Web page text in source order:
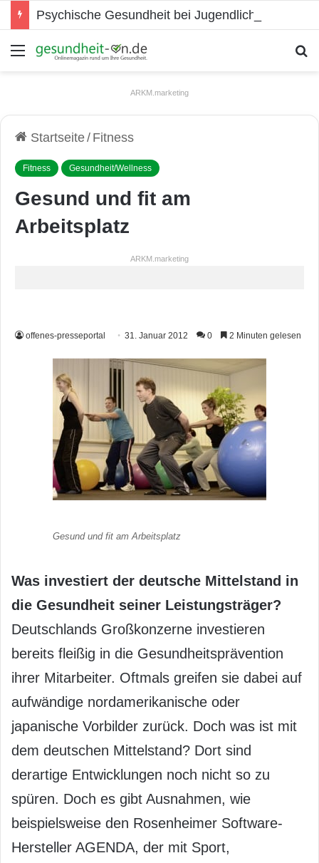
Psychische Gesundheit bei Jugendlichen
Menü
ARKM.marketing
Startseite/ Fitness
Fitness Gesundheit/Wellness
Gesund und fit am
Arbeitsplatz
ARKM.marketing
offenes-presseportal 31. Januar 2012 0 2 Minuten gelesen
Gesund und fit am Arbeitsplatz
Was investiert der deutsche Mittelstand in
die Gesundheit seiner Leistungsträger?
Deutschlands Großkonzerne investieren
bereits fleißig in die Gesundheitsprävention
ihrer Mitarbeiter. Oftmals greifen sie dabei auf
aufwändige nordamerikanische oder
japanische Vorbilder zurück. Doch was ist mit
dem deutschen Mittelstand? Dort sind
derartige Entwicklungen noch nicht so zu
spüren. Doch es gibt Ausnahmen, wie
beispielsweise den Rosenheimer Software-
Hersteller AGENDA, der mit Sport,